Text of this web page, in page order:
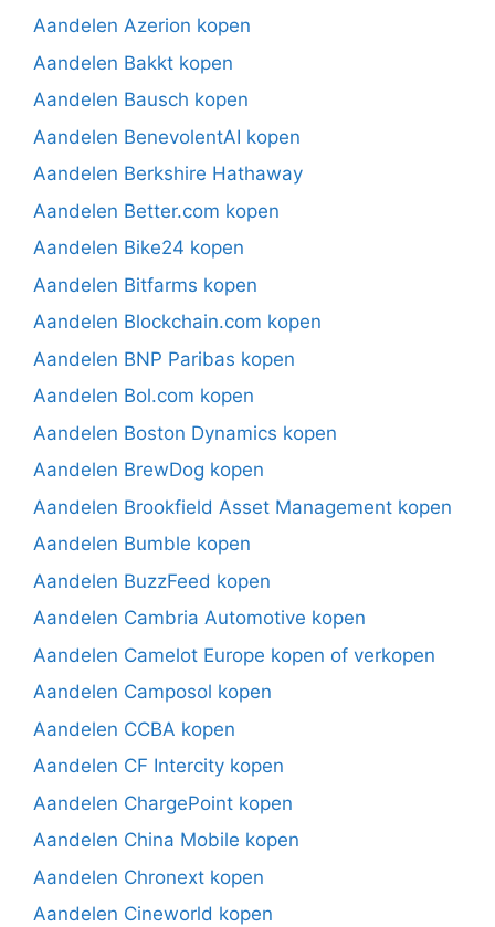
Aandelen Azerion kopen
Aandelen Bakkt kopen
Aandelen Bausch kopen
Aandelen BenevolentAI kopen
Aandelen Berkshire Hathaway
Aandelen Better.com kopen
Aandelen Bike24 kopen
Aandelen Bitfarms kopen
Aandelen Blockchain.com kopen
Aandelen BNP Paribas kopen
Aandelen Bol.com kopen
Aandelen Boston Dynamics kopen
Aandelen BrewDog kopen
Aandelen Brookfield Asset Management kopen
Aandelen Bumble kopen
Aandelen BuzzFeed kopen
Aandelen Cambria Automotive kopen
Aandelen Camelot Europe kopen of verkopen
Aandelen Camposol kopen
Aandelen CCBA kopen
Aandelen CF Intercity kopen
Aandelen ChargePoint kopen
Aandelen China Mobile kopen
Aandelen Chronext kopen
Aandelen Cineworld kopen